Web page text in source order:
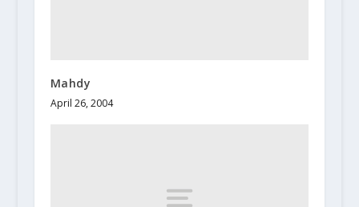
Mahdy
April 26, 2004